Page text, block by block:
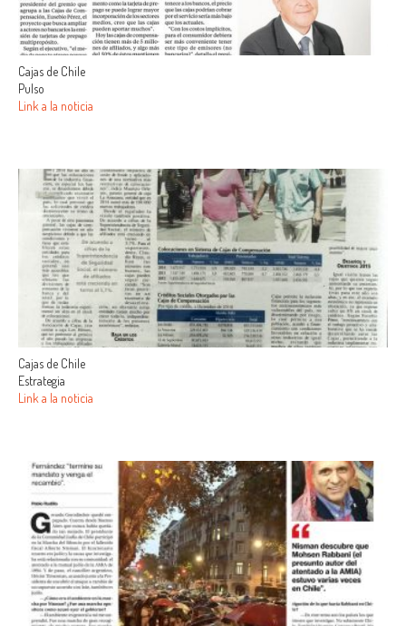
Cajas de Chile
Pulso
Link a la noticia
Cajas de Chile
Estrategia
Link a la noticia